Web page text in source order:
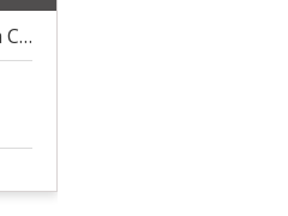
Landing Page de Alta Conversão com SEO otimizado